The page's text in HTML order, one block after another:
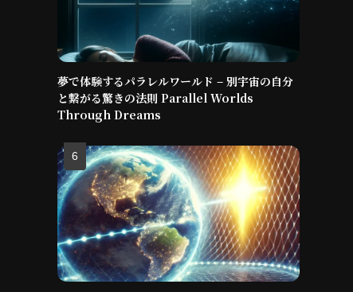
夢で体験するパラレルワールド – 別宇宙の自分
と繋がる驚きの法則 Parallel Worlds
Through Dreams